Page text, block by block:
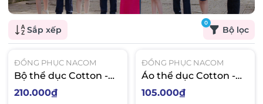
Sắp xếp Bộ lọc
0
ĐỒNG PHỤC NACOM
Bộ thể dục Cotton -
C2 Hùng Vương
210.000₫
ĐỒNG PHỤC NACOM
Áo thể dục Cotton -
C2 Hùng Vương
105.000₫